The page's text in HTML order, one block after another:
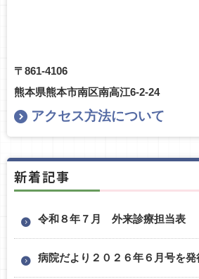
〒861-4106
熊本県熊本市南区南高江6-2-24
アクセス方法について
新着記事
令和８年７月 外来診療担当表
病院だより２０２６年６月号を発